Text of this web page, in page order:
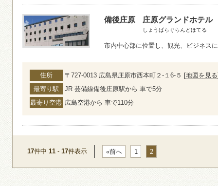
備後庄原 庄原グランドホテル
しょうばらぐらんどほてる
市内中心部に位置し、観光、ビジネス
住所 〒727-0013 広島県庄原市西本町２-１6-５ [地図を見る
最寄り駅
JR 芸備線備後庄原駅から 車で5分
最寄り空港 広島空港から 車で110分
17件中 11 - 17件表示 «前へ 1 2